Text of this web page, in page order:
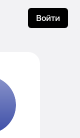
Войти